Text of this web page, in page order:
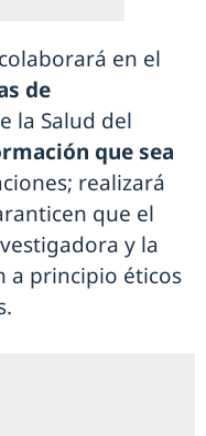
en el
de
la Salud del
que sea
realizará
que el
y la
a principio éticos